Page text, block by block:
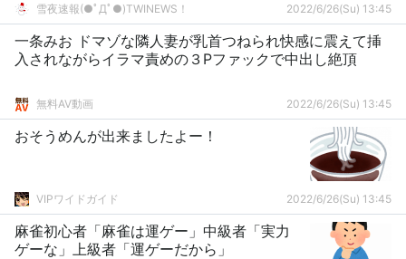
雪夜速報(●ﾟДﾟ●)TWINEWS！ 2022/6/26(Su) 13:45
一条みお ドマゾな隣人妻が乳首つねられ快感に震えて挿
入されながらイラマ責めの３Pファックで中出し絶頂
無料AV動画 2022/6/26(Su) 13:45
おそうめんが出来ましたよー！
VIPワイドガイド 2022/6/26(Su) 13:45
麻雀初心者「麻雀は運ゲー」中級者「実力
ゲーな」上級者「運ゲーだから」